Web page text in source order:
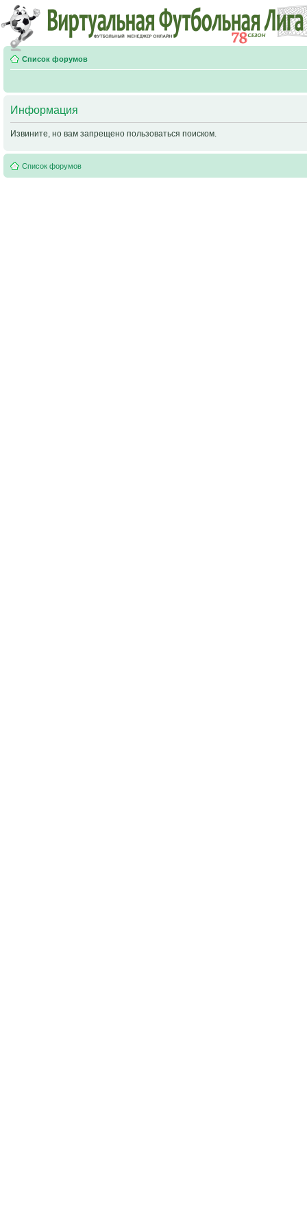
Список форумов
Информация
Извините, но вам запрещено пользоваться поиском.
Список форумов